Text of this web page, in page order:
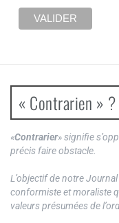
« Contrarien » ?
«Contrarier» signifie
précis faire obstacle.
L’objectif de notre
conformiste et moraliste
valeurs présumées de